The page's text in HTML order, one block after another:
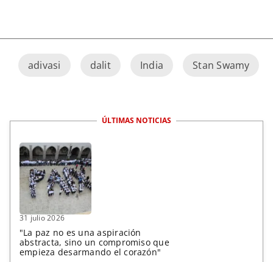
adivasi dalit India Stan Swamy
ÚLTIMAS NOTICIAS
31 julio 2026
"La paz no es una aspiración
abstracta, sino un compromiso que
empieza desarmando el corazón"